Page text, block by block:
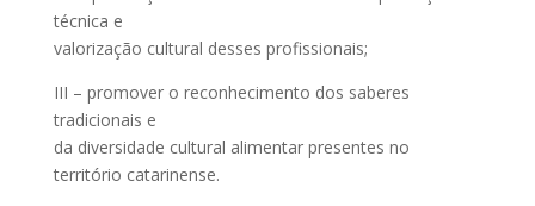
técnica e
valorização cultural desses profissionais;
III – promover o reconhecimento dos saberes
tradicionais e
da diversidade cultural alimentar presentes no
território catarinense.